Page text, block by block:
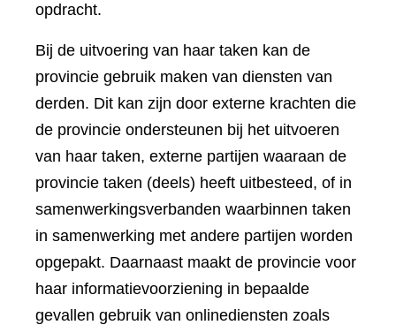
opdracht.
Bij de uitvoering van haar taken kan de
provincie gebruik maken van diensten van
derden. Dit kan zijn door externe krachten die
de provincie ondersteunen bij het uitvoeren
van haar taken, externe partijen waaraan de
provincie taken (deels) heeft uitbesteed, of in
samenwerkingsverbanden waarbinnen taken
in samenwerking met andere partijen worden
opgepakt. Daarnaast maakt de provincie voor
haar informatievoorziening in bepaalde
gevallen gebruik van onlinediensten zoals